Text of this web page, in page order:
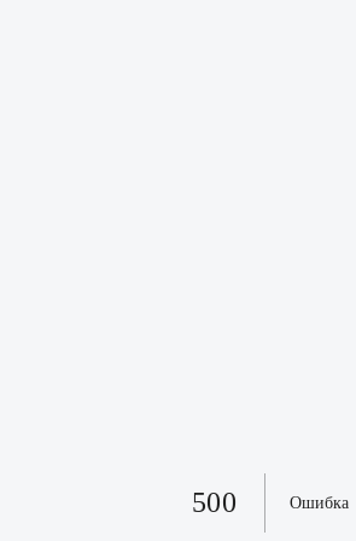
500 Ошибка